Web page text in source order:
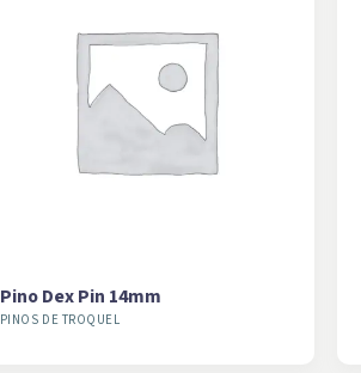
PINOS DE TROQUEL
Pino Dex Pin 14mm